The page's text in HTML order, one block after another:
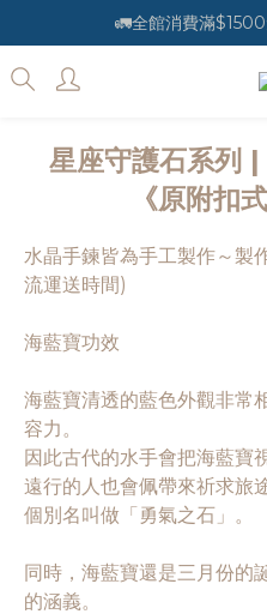
🚛全館消費滿
星座守護石系列
《原附扣
水晶手鍊皆為手工製作～製
流運送時間)
海藍寶功效
海藍寶清透的藍色外觀非常
容力。
因此古代的水手會把海藍寶
遠行的人也會佩帶來祈求旅
個別名叫做「勇氣之石」。
同時，海藍寶還是三月份的
的涵義。